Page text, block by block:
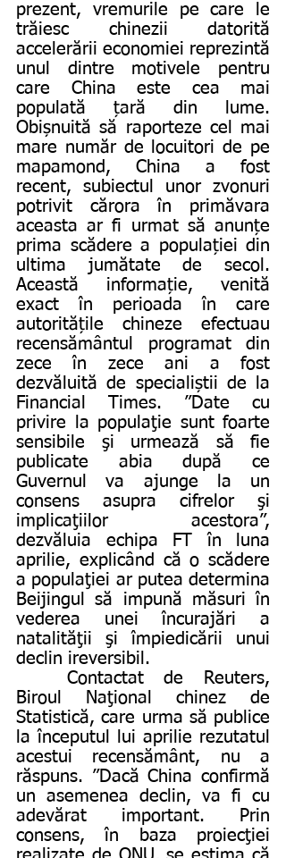
prezent, vremurile pe care le
trăiesc chinezii datorită
accelerării economiei reprezintă
unul dintre motivele pentru
care China este cea mai
populată țară din lume.
Obișnuită să raporteze cel mai
mare număr de locuitori de pe
mapamond, China a fost
recent, subiectul unor zvonuri
potrivit cărora în primăvara
aceasta ar fi urmat să anunțe
prima scădere a populației din
ultima jumătate de secol.
Această informație, venită
exact în perioada în care
autoritățile chineze efectuau
recensământul programat din
zece în zece ani a fost
dezvăluită de specialiștii de la
Financial Times. ”Date cu
privire la populaţie sunt foarte
sensibile şi urmează să fie
publicate abia după ce
Guvernul va ajunge la un
consens asupra cifrelor şi
implicaţiilor acestora”,
dezvăluia echipa FT în luna
aprilie, explicând că o scădere
a populaţiei ar putea determina
Beijingul să impună măsuri în
vederea unei încurajări a
natalităţii şi împiedicării unui
declin ireversibil.
Biroul Naţional chinez de
Statistică, care urma să publice
la începutul lui aprilie rezutatul
acestui recensământ, nu a
răspuns. ”Dacă China confirmă
un asemenea declin, va fi cu
adevărat important. Prin
consens, în baza proiecţiei